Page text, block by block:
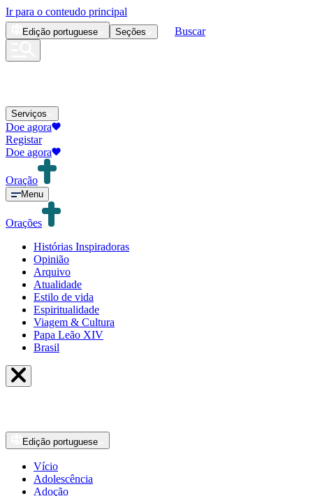
Ir para o conteudo principal
Edição portuguese Seções Buscar
Serviços
Doe agora
Registar
Doe agora
Oração
Menu
Orações
Histórias Inspiradoras
Opinião
Arquivo
Atualidade
Estilo de vida
Espiritualidade
Viagem & Cultura
Papa Leão XIV
Brasil
Edição portuguese
Vício
Adolescência
Adoção